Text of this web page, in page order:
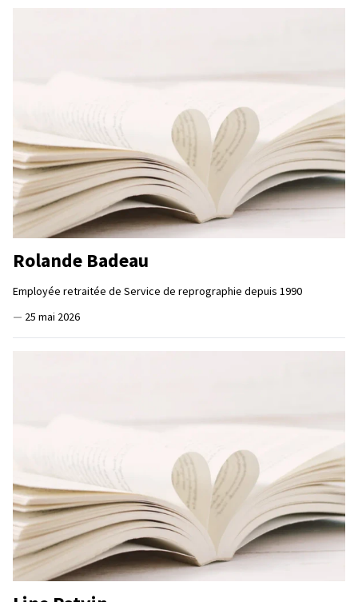
Rolande Badeau
Employée retraitée de Service de reprographie depuis 1990
— 25 mai 2026